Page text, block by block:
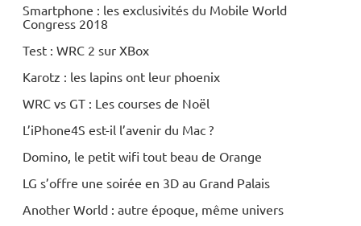
Smartphone : les exclusivités du Mobile World
Congress 2018
Test : WRC 2 sur XBox
Karotz : les lapins ont leur phoenix
WRC vs GT : Les courses de Noël
L’iPhone4S est-il l’avenir du Mac ?
Domino, le petit wifi tout beau de Orange
LG s’offre une soirée en 3D au Grand Palais
Another World : autre époque, même univers